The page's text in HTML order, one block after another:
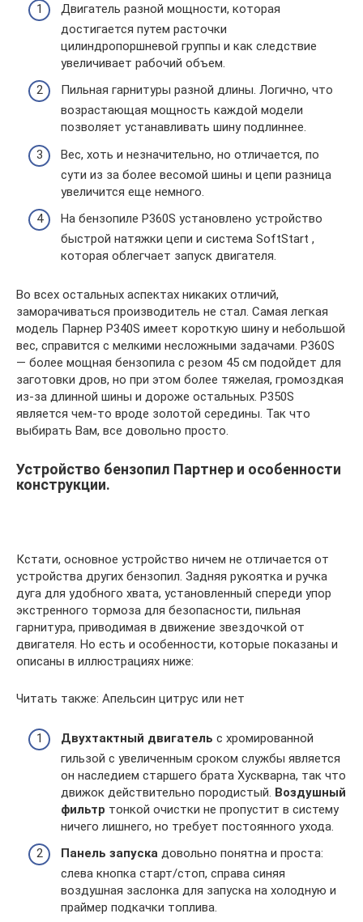
Двигатель разной мощности, которая
достигается путем расточки
цилиндропоршневой группы и как следствие
увеличивает рабочий объем.
Пильная гарнитуры разной длины. Логично, что
возрастающая мощность каждой модели
позволяет устанавливать шину подлиннее.
Вес, хоть и незначительно, но отличается, по
сути из за более весомой шины и цепи разница
увеличится еще немного.
На бензопиле P360S установлено устройство
быстрой натяжки цепи и система SoftStart ,
которая облегчает запуск двигателя.
Во всех остальных аспектах никаких отличий,
заморачиваться производитель не стал. Самая легкая
модель Парнер Р340S имеет короткую шину и небольшой
вес, справится с мелкими несложными задачами. P360S
— более мощная бензопила с резом 45 см подойдет для
заготовки дров, но при этом более тяжелая, громоздкая
из-за длинной шины и дороже остальных. Р350S
является чем-то вроде золотой середины. Так что
выбирать Вам, все довольно просто.
Устройство бензопил Партнер и особенности
конструкции.
Кстати, основное устройство ничем не отличается от
устройства других бензопил. Задняя рукоятка и ручка
дуга для удобного хвата, установленный спереди упор
экстренного тормоза для безопасности, пильная
гарнитура, приводимая в движение звездочкой от
двигателя. Но есть и особенности, которые показаны и
описаны в иллюстрациях ниже:
Читать также: Апельсин цитрус или нет
Двухтактный двигатель с хромированной
гильзой с увеличенным сроком службы является
он наследием старшего брата Хускварна, так что
движок действительно породистый. Воздушный
фильтр тонкой очистки не пропустит в систему
ничего лишнего, но требует постоянного ухода.
Панель запуска довольно понятна и проста:
слева кнопка старт/стоп, справа синяя
воздушная заслонка для запуска на холодную и
праймер подкачки топлива.